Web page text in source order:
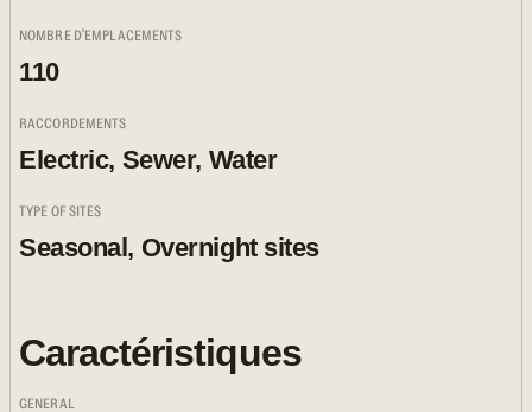
NOMBRE D'EMPLACEMENTS
110
RACCORDEMENTS
Electric, Sewer, Water
TYPE OF SITES
Seasonal, Overnight sites
Caractéristiques
GENERAL